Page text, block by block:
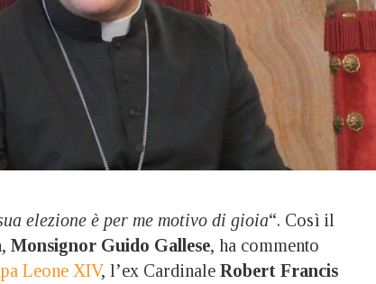
elezione è per me motivo di gioia“. Così il
, Monsignor Guido Gallese, ha commento
Leone XIV, l’ex Cardinale Robert Francis